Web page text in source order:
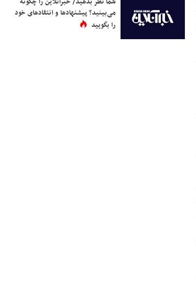
می‌بینید؟ پیشنهادها و انتقادهای خود
را بگویید